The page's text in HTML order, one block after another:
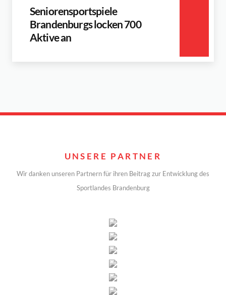
Seniorensportspiele
Brandenburgs locken 700
Aktive an
UNSERE PARTNER
Wir danken unseren Partnern für ihren Beitrag zur Entwicklung des
Sportlandes Brandenburg